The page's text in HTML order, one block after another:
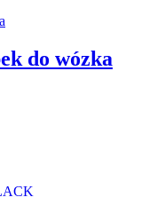
do wózka